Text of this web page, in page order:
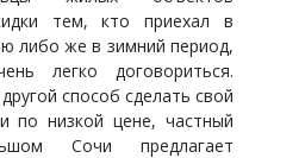
тем, кто приехал в
либо же в зимний период,
легко договориться.
способ сделать свой
по низкой цене, частный
Сочи предлагает